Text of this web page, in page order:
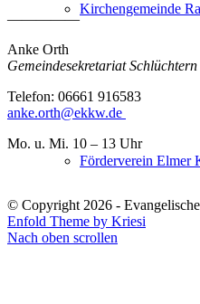
Kirchengemeinde
Förderverein Elmer
—————
Anke Orth
Gemeindesekretariat Schlüchtern
Telefon: 06661 916583
anke.orth@ekkw.de
Mo. u. Mi. 10 – 13 Uhr
© Copyright 2026 -
Enfold Theme by Kriesi
Nach oben scrollen